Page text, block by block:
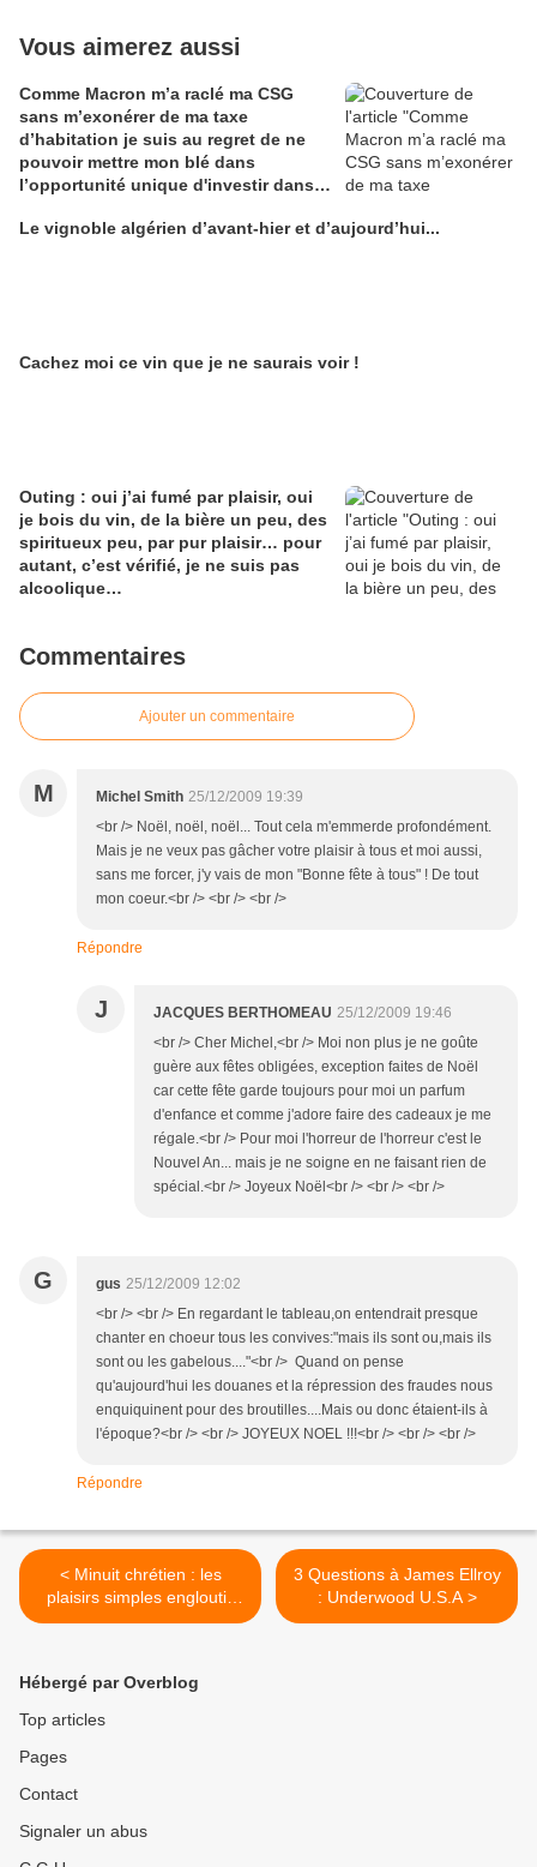
Vous aimerez aussi
Comme Macron m’a raclé ma CSG
sans m’exonérer de ma taxe
d’habitation je suis au regret de ne
pouvoir mettre mon blé dans
l’opportunité unique d'investir dans
Alain Edouard
Le vignoble algérien d’avant-hier et d’aujourd’hui...
Cachez moi ce vin que je ne saurais voir !
Outing : oui j’ai fumé par plaisir, oui
je bois du vin, de la bière un peu, des
spiritueux peu, par pur plaisir… pour
autant, c’est vérifié, je ne suis pas
alcoolique…
Commentaires
Ajouter un commentaire
M Michel Smith 25/12/2009 19:39
<br /> Noël, noël, noël... Tout cela m'emmerde profondément.
Mais je ne veux pas gâcher votre plaisir à tous et moi aussi,
sans me forcer, j'y vais de mon "Bonne fête à tous" ! De tout
mon coeur.<br /> <br /> <br />
Répondre
J JACQUES BERTHOMEAU 25/12/2009 19:46
<br /> Cher Michel,<br /> Moi non plus je ne goûte
guère aux fêtes obligées, exception faites de Noël
car cette fête garde toujours pour moi un parfum
d'enfance et comme j'adore faire des cadeaux je me
régale.<br /> Pour moi l'horreur de l'horreur c'est le
Nouvel An... mais je ne soigne en ne faisant rien de
spécial.<br /> Joyeux Noël<br /> <br /> <br />
G gus 25/12/2009 12:02
<br /> <br /> En regardant le tableau,on entendrait presque
chanter en choeur tous les convives:"mais ils sont ou,mais ils
sont ou les gabelous...."<br /> Quand on pense
qu'aujourd'hui les douanes et la répression des fraudes nous
enquiquinent pour des broutilles....Mais ou donc étaient-ils à
l'époque?<br /> <br /> JOYEUX NOEL !!!<br /> <br /> <br />
Répondre
< Minuit chrétien : les
plaisirs simples engloutis
d'un chroniqueur de vin
3 Questions à James Ellroy
: Underwood U.S.A >
Hébergé par Overblog
Top articles
Pages
Contact
Signaler un abus